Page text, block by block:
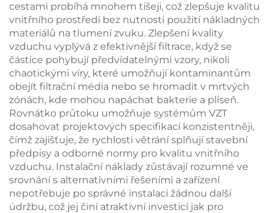
cestami probíhá mnohem tišeji, což zlepšuje kvalitu
vnitřního prostředí bez nutnosti použití nákladných
materiálů na tlumení zvuku. Zlepšení kvality
vzduchu vyplývá z efektivnější filtrace, když se
částice pohybují předvídatelnými vzory, nikoli
chaotickými víry, které umožňují kontaminantům
obejít filtrační média nebo se hromadit v mrtvých
zónách, kde mohou napáchat bakterie a plíseň.
Rovnátko průtoku umožňuje systémům VZT
dosahovat projektových specifikací konzistentněji,
čímž zajišťuje, že rychlosti větrání splňují stavební
předpisy a odborné normy pro kvalitu vnitřního
vzduchu. Instalační náklady zůstávají rozumné ve
srovnání s alternativními řešeními a zařízení
nepotřebuje po správné instalaci žádnou další
údržbu, což jej činí atraktivní investicí jak pro